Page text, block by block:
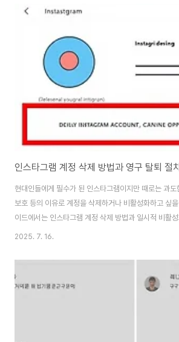
할 수 있어, 누구나 쉽게 개성 넘치는 갤럭시를 만들 수
스토어에서 굿락 앱을 설치해야 합니다. 구글 플레이 스
능만 제공되므로, 완전한 기능을 이용하려면 반드시 갤
치해야 합니다. 굿락 설치..
현대인들에게 필수가 된 인스타그램이지만 때로는 과도
보호 등의 이유로 계정을 삭제하거나 비활성화하고 싶
이드에서는 인스타그램 계정 삭제 방법과 일시적 비활
의 전 과정을 상세히 알려드리겠습니다. 계정 삭제 전 반
화의 차이점인스타그램에서는 계정 관리를 위해 두 가
비활성화는 일시적으로 계정을 숨기는 기능으로, 프로필
다른 사용자에게 보이지 않게 됩니다. 하지만 데이터는
2025. 7. 16.